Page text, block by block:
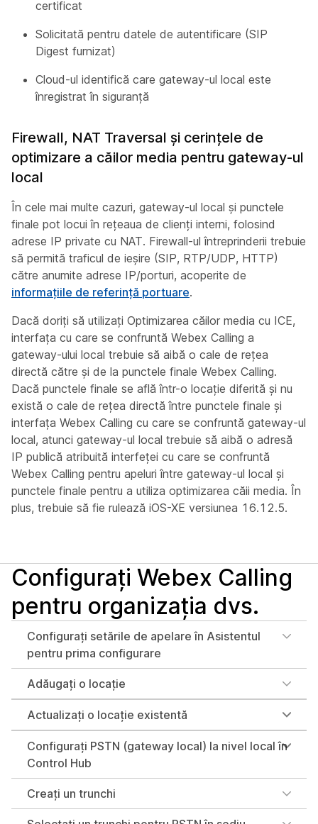
certificat
Solicitată pentru datele de autentificare (SIP
Digest furnizat)
Cloud-ul identifică care gateway-ul local este
înregistrat în siguranță
Firewall, NAT Traversal și cerințele de
optimizare a căilor media pentru gateway-ul
local
În cele mai multe cazuri, gateway-ul local și punctele
finale pot locui în rețeaua de clienți interni, folosind
adrese IP private cu NAT. Firewall-ul întreprinderii trebuie
să permită traficul de ieșire (SIP, RTP/UDP, HTTP)
către anumite adrese IP/porturi, acoperite de
informațiile de referință portuare.
Dacă doriți să utilizați Optimizarea căilor media cu ICE,
interfața cu care se confruntă Webex Calling a
gateway-ului local trebuie să aibă o cale de rețea
directă către și de la punctele finale Webex Calling.
Dacă punctele finale se află într-o locație diferită și nu
există o cale de rețea directă între punctele finale și
interfața Webex Calling cu care se confruntă gateway-ul
local, atunci gateway-ul local trebuie să aibă o adresă
IP publică atribuită interfeței cu care se confruntă
Webex Calling pentru apeluri între gateway-ul local și
punctele finale pentru a utiliza optimizarea căii media. În
plus, trebuie să fie rulează iOS-XE versiunea 16.12.5.
Configurați Webex Calling
pentru organizația dvs.
Configurați setările de apelare în Asistentul
pentru prima configurare
Adăugați o locație
Actualizați o locație existentă
Configurați PSTN (gateway local) la nivel local în
Control Hub
Creați un trunchi